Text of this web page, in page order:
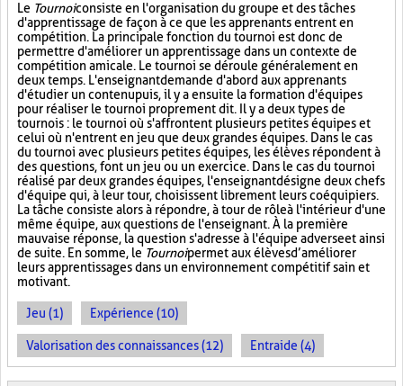
Le Tournoiconsiste en l'organisation du groupe et des tâches
d'apprentissage de façon à ce que les apprenants entrent en
compétition. La principale fonction du tournoi est donc de
permettre d'améliorer un apprentissage dans un contexte de
compétition amicale. Le tournoi se déroule généralement en
deux temps. L'enseignant demande d'abord aux apprenants
d'étudier un contenu puis, il y a ensuite la formation d'équipes
pour réaliser le tournoi proprement dit. Il y a deux types de
tournois : le tournoi où s'affrontent plusieurs petites équipes et
celui où n'entrent en jeu que deux grandes équipes. Dans le cas
du tournoi avec plusieurs petites équipes, les élèves répondent à
des questions, font un jeu ou un exercice. Dans le cas du tournoi
réalisé par deux grandes équipes, l'enseignant désigne deux chefs
d'équipe qui, à leur tour, choisissent librement leurs coéquipiers.
La tâche consiste alors à répondre, à tour de rôle à l'intérieur d'une
même équipe, aux questions de l'enseignant. À la première
mauvaise réponse, la question s'adresse à l'équipe adverse et ainsi
de suite. En somme, le Tournoipermet aux élèves d’améliorer
leurs apprentissages dans un environnement compétitif sain et
motivant.
Jeu (1) Expérience (10)
Valorisation des connaissances (12) Entraide (4)